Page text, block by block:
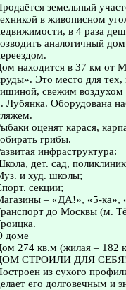
земельный
в живописном
в 4 раза
аналогичный
находится в 37 км от
Это место для тех,
свежим
Лубянка. Оборудована
оценят карася,
грибы.
инфраструктура:
дет. сад,
и худ. школы;
секции;
– «ДА!», «5-ка»,
до Москвы (м.
доме
274 кв.м (жилая – 182
СТРОИЛИ ДЛЯ
из сухого
его долговечным и